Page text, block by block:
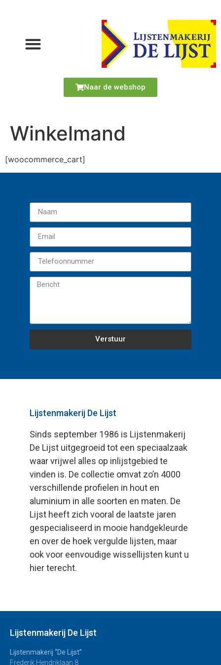
Naar de webshop
Winkelmand
[woocommerce_cart]
Verstuur
Lijstenmakerij De Lijst
Sinds september 1986 is Lijstenmakerij
De Lijst uitgegroeid tot een speciaalzaak
waar vrijwel alles op inlijstgebied te
vinden is. De collectie omvat zo’n 4000
verschillende profielen in hout en
aluminium in alle soorten en maten. De
Lijst heeft zich vooral de laatste jaren
gespecialiseerd in mooie handgekleurde
en over de hoek vergulde lijsten, maar
ook voor eenvoudige wissellijsten kunt u
hier terecht.
Lijstenmakerij De Lijst
Lijstenmakerij “De Lijst”
Frederik Hendriklaan 8